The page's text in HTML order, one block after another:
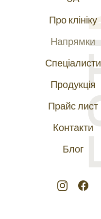
Про клініку
Напрямки
Спеціалисти
Продукція
Прайс лист
Контакти
Блог